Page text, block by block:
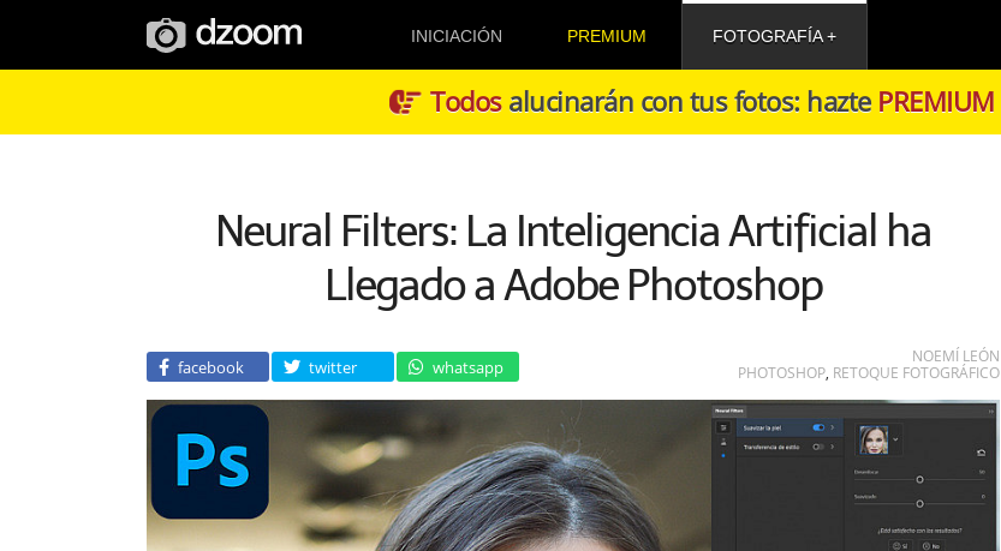
INICIACIÓN PREMIUM FOTOGRAFÍA
Todosalucinarán con tus fotos: hazte PREMIUM
Neural Filters: La Inteligencia Artificial ha
Llegado a Adobe Photoshop
facebook twitter whatsapp
NOEMÍ LEÓN
PHOTOSHOP, RETOQUE FOTOGRÁFICO